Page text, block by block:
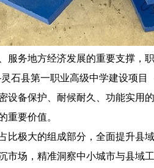
服务地方经济发展的重要支撑，
石县第一职业高级中学建设项
设备保护、耐候耐久、功能实用
重要价值。
比极大的组成部分，全面提升县
市场，精准洞察中小城市与县域